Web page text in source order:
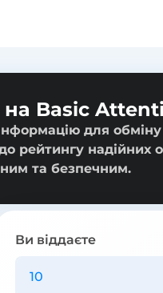
Basic
для
рейтингу
та безпечним.
Ви віддаєте